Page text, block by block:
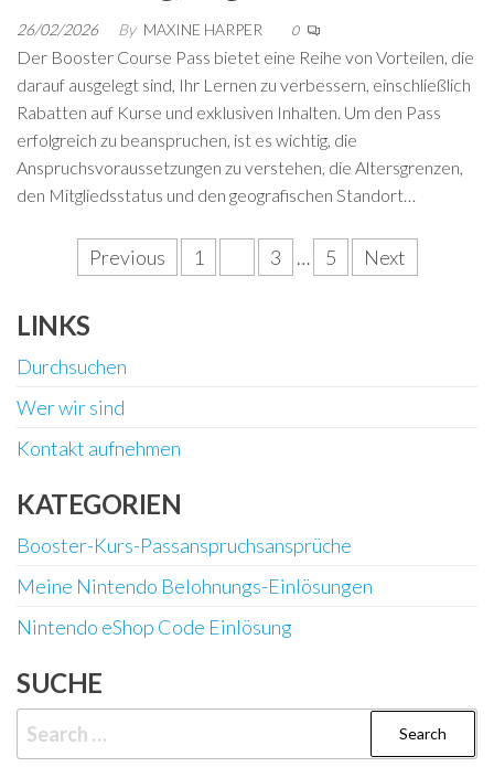
26/02/2026 By MAXINE HARPER 0
Der Booster Course Pass bietet eine Reihe von Vorteilen, die
darauf ausgelegt sind, Ihr Lernen zu verbessern, einschließlich
Rabatten auf Kurse und exklusiven Inhalten. Um den Pass
erfolgreich zu beanspruchen, ist es wichtig, die
Anspruchsvoraussetzungen zu verstehen, die Altersgrenzen,
den Mitgliedsstatus und den geografischen Standort…
PostsPrevious 1 3 … 5 Next
LINKS
Durchsuchen
Wer wir sind
Kontakt aufnehmen
KATEGORIEN
Booster-Kurs-Passanspruchsansprüche
Meine Nintendo Belohnungs-Einlösungen
Nintendo eShop Code Einlösung
SUCHE
Search
for: